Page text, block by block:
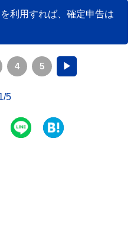
利用すれば、確定申告は
4 5 ▶
5